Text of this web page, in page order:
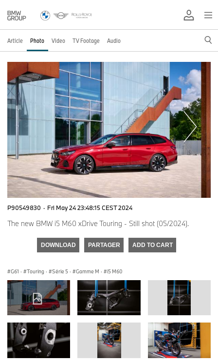
Article Photo Video TV Footage Audio
P90549830 · Fri May 24 23:48:15 CEST 2024
The new BMW i5 M60 xDrive Touring - Still shot (05/2024).
DOWNLOAD PARTAGER ADD TO CART
G61 · Touring · Série 5 · Gamme M · i5 M60